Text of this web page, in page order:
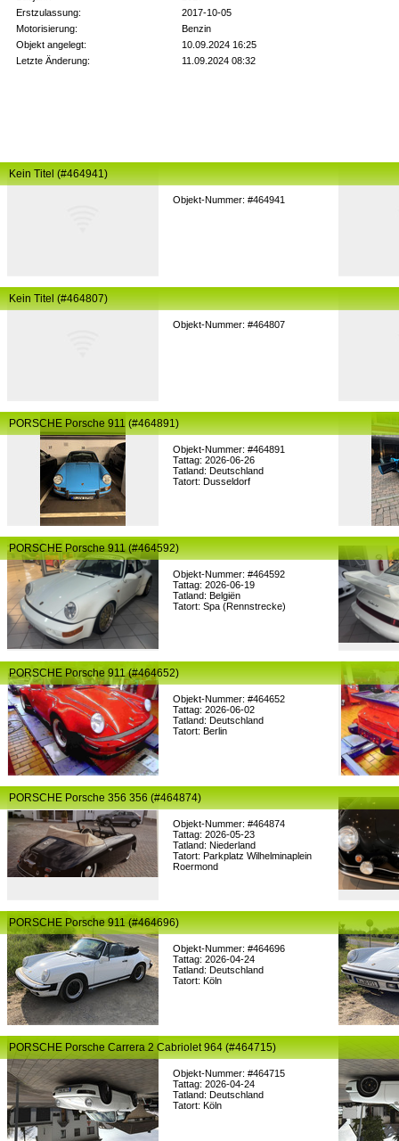
Erstzulassung:
2017-10-05
Motorisierung:
Benzin
Objekt angelegt:
10.09.2024 16:25
Letzte Änderung:
11.09.2024 08:32
Objekt-Nummer: #464941
Kein Titel (#464941)
Objekt-Nummer: #464807
Kein Titel (#464807)
Objekt-Nummer: #464891
Tattag: 2026-06-26
Tatland: Deutschland
Tatort: Dusseldorf
PORSCHE Porsche 911 (#464891)
Objekt-Nummer: #464592
Tattag: 2026-06-19
Tatland: Belgiën
Tatort: Spa (Rennstrecke)
PORSCHE Porsche 911 (#464592)
Objekt-Nummer: #464652
Tattag: 2026-06-02
Tatland: Deutschland
Tatort: Berlin
PORSCHE Porsche 911 (#464652)
Objekt-Nummer: #464874
Tattag: 2026-05-23
Tatland: Niederland
Tatort: Parkplatz Wilhelminaplein
Roermond
PORSCHE Porsche 356 356 (#464874)
Objekt-Nummer: #464696
Tattag: 2026-04-24
Tatland: Deutschland
Tatort: Köln
PORSCHE Porsche 911 (#464696)
Objekt-Nummer: #464715
Tattag: 2026-04-24
Tatland: Deutschland
Tatort: Köln
PORSCHE Porsche Carrera 2 Cabriolet 964 (#464715)